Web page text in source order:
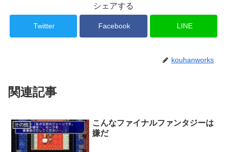
シェアする
Twitter Facebook LINE
kouhanworks
関連記事
その他
こんなファイナルファンタジーは
嫌だ